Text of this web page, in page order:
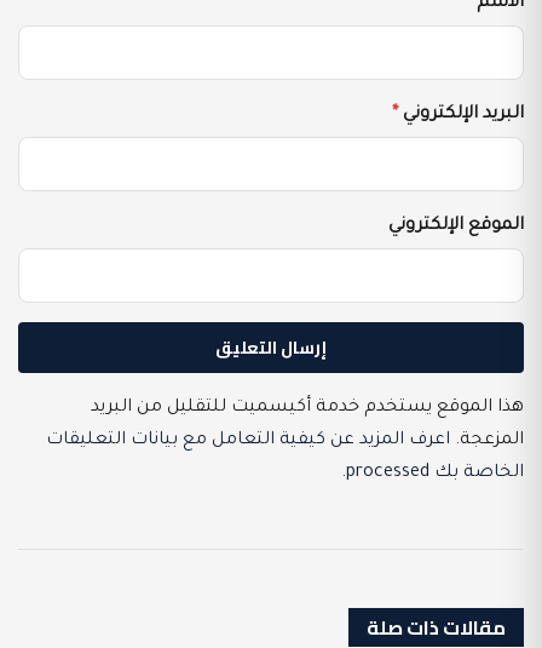
الاسم *
البريد الإلكتروني *
الموقع الإلكتروني
هذا الموقع يستخدم خدمة أكيسميت للتقليل من البريد
المزعجة. اعرف المزيد عن كيفية التعامل مع بيانات التعليقات
الخاصة بك processed
.
مقالات ذات صلة